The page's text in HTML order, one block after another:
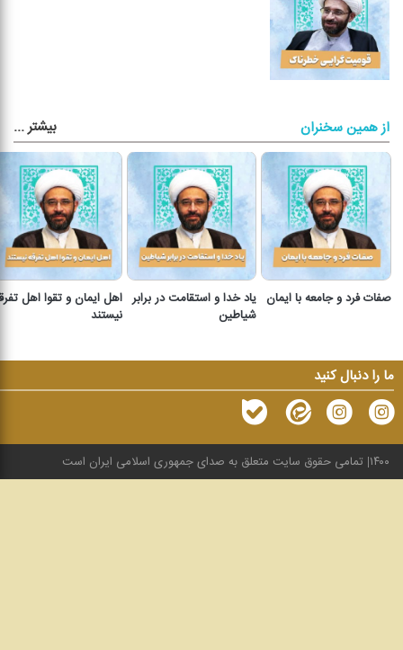
از همین سخنران بیشتر...
صفات فرد و جامعه با ایمان یاد خدا و استقامت در برابر
شیاطین
اهل ایمان و تقوا اهل
نیستند
ما را دنبال کنید
۱۴۰۰ تمامی حقوق سایت متعلق به صدای جمهوری اسلامی ایران است